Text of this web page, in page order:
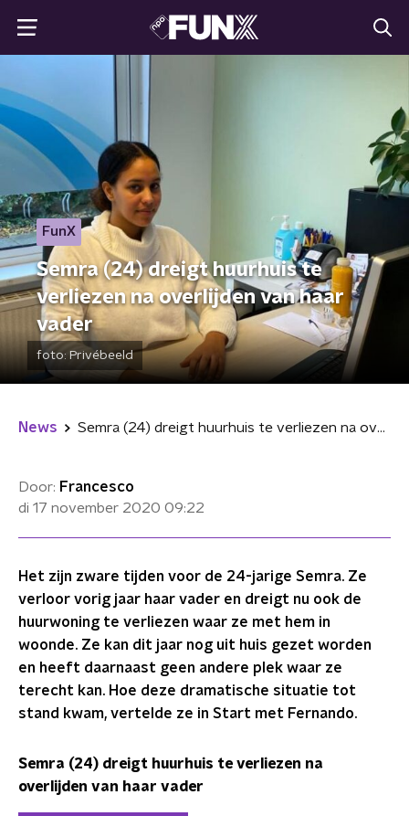
FunX
Semra (24) dreigt huurhuis te
verliezen na overlijden van haar
vader
foto: Privébeeld
News Semra (24) dreigt huurhuis te verliezen na overlijden van haar vader
Door: Francesco
di 17 november 2020 09:22
Het zijn zware tijden voor de 24-jarige Semra. Ze
verloor vorig jaar haar vader en dreigt nu ook de
huurwoning te verliezen waar ze met hem in
woonde. Ze kan dit jaar nog uit huis gezet worden
en heeft daarnaast geen andere plek waar ze
terecht kan. Hoe deze dramatische situatie tot
stand kwam, vertelde ze in Start met Fernando.
Semra (24) dreigt huurhuis te verliezen na
overlijden van haar vader